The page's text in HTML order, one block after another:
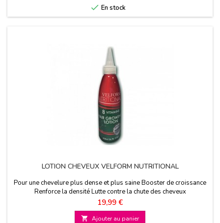
 En stock
LOTION CHEVEUX VELFORM NUTRITIONAL
Pour une chevelure plus dense et plus saine Booster de croissance
Renforce la densité Lutte contre la chute des cheveux
Prix
19,99 €
 Ajouter au panier